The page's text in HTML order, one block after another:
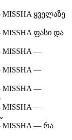
MISSHA ყველაზე
MISSHA ფასი და
MISSHA —
MISSHA —
MISSHA —
MISSHA —
⌄
- MISSHA — რა